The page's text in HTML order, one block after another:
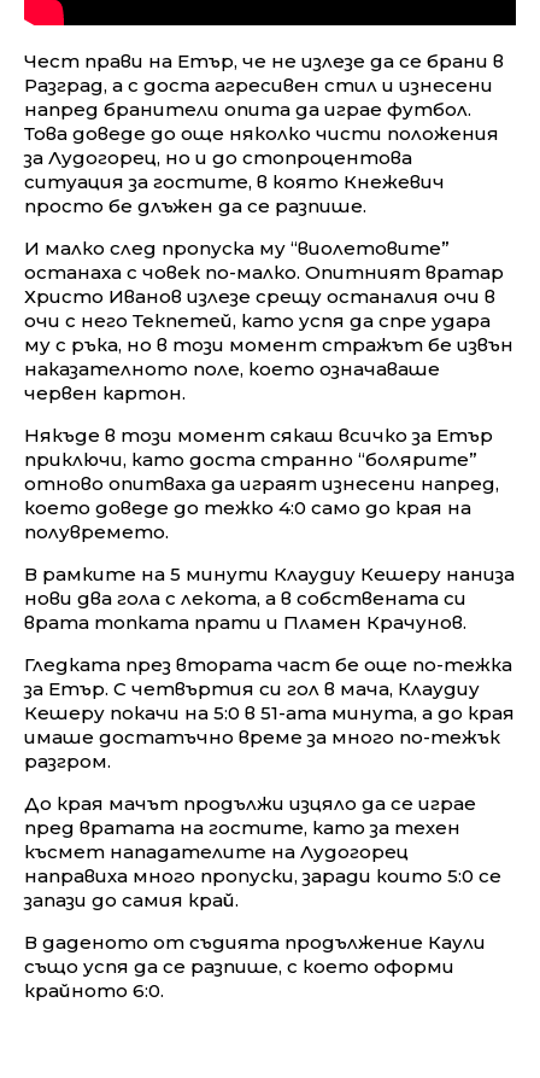
Чест прави на Етър, че не излезе да се брани в
Разград, а с доста агресивен стил и изнесени
напред бранители опита да играе футбол.
Това доведе до още няколко чисти положения
за Лудогорец, но и до стопроцентова
ситуация за гостите, в която Кнежевич
просто бе длъжен да се разпише.
И малко след пропуска му “виолетовите”
останаха с човек по-малко. Опитният вратар
Христо Иванов излезе срещу останалия очи в
очи с него Текпетей, като успя да спре удара
му с ръка, но в този момент стражът бе извън
наказателното поле, което означаваше
червен картон.
Някъде в този момент сякаш всичко за Етър
приключи, като доста странно “болярите”
отново опитваха да играят изнесени напред,
което доведе до тежко 4:0 само до края на
полувремето.
В рамките на 5 минути Клаудиу Кешеру наниза
нови два гола с лекота, а в собствената си
врата топката прати и Пламен Крачунов.
Гледката през втората част бе още по-тежка
за Етър. С четвъртия си гол в мача, Клаудиу
Кешеру покачи на 5:0 в 51-ата минута, а до края
имаше достатъчно време за много по-тежък
разгром.
До края мачът продължи изцяло да се играе
пред вратата на гостите, като за техен
късмет нападателите на Лудогорец
направиха много пропуски, заради които 5:0 се
запази до самия край.
В даденото от съдията продължение Каули
също успя да се разпише, с което оформи
крайното 6:0.